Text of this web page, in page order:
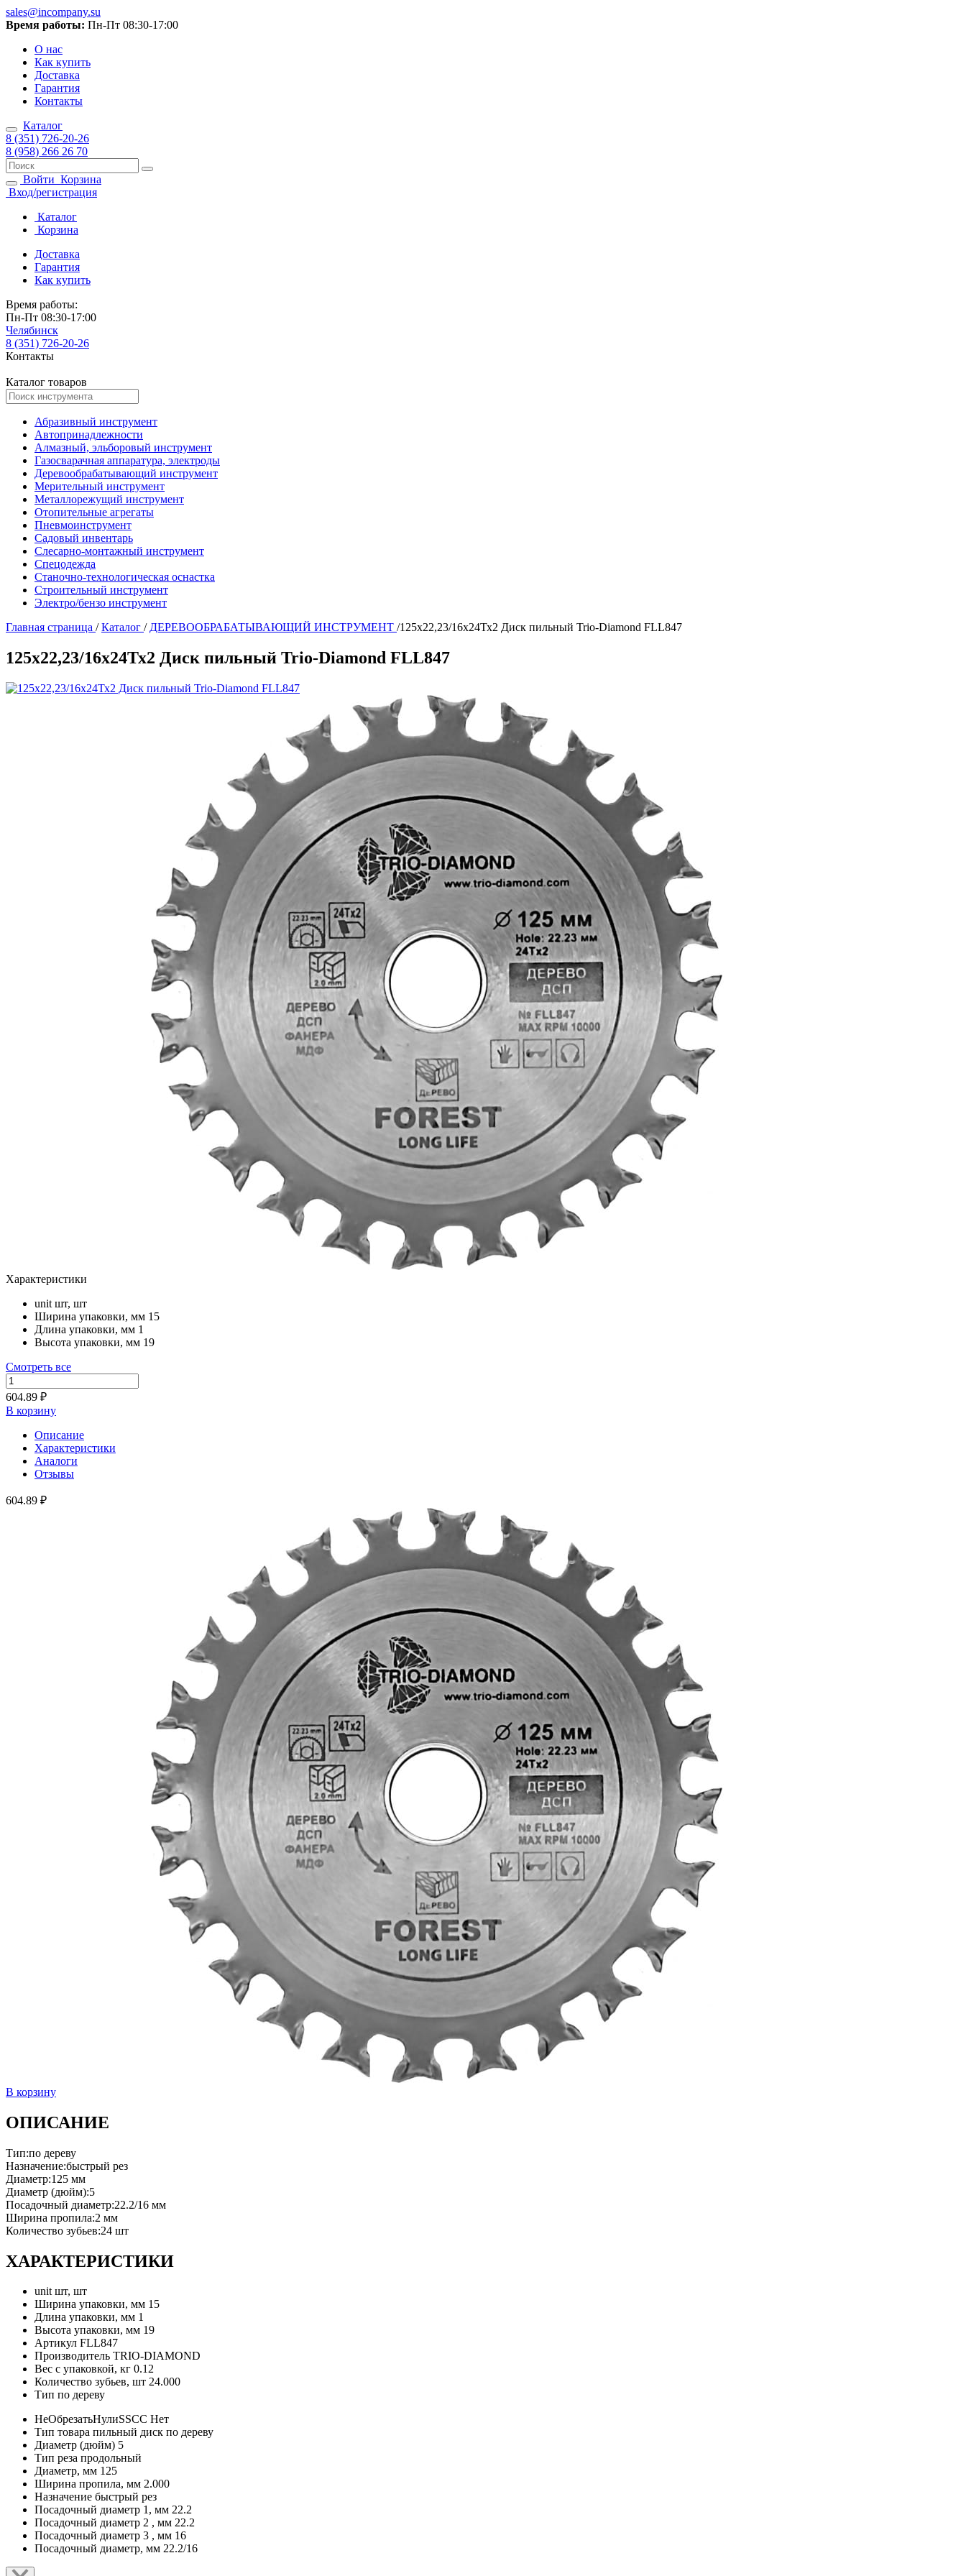
sales@incompany.su
Время работы: Пн-Пт 08:30-17:00
О нас
Как купить
Доставка
Гарантия
Контакты
Каталог
8 (351) 726-20-26
8 (958) 266 26 70
Войти Корзина
Вход/регистрация
Каталог
Корзина
Доставка
Гарантия
Как купить
Время работы:
Пн-Пт 08:30-17:00
Челябинск
8 (351) 726-20-26
Контакты
Каталог товаров
Абразивный инструмент
Автопринадлежности
Алмазный, эльборовый инструмент
Газосварачная аппаратура, электроды
Деревообрабатывающий инструмент
Мерительный инструмент
Металлорежущий инструмент
Отопительные агрегаты
Пневмоинструмент
Садовый инвентарь
Слесарно-монтажный инструмент
Спецодежда
Станочно-технологическая оснастка
Строительный инструмент
Электро/бензо инструмент
Главная страница / Каталог / ДЕРЕВООБРАБАТЫВАЮЩИЙ ИНСТРУМЕНТ /125x22,23/16x24Тх2 Диск пильный Trio-Diamond FLL847
125x22,23/16x24Тх2 Диск пильный Trio-Diamond FLL847
Характеристики
unit шт, шт
Ширина упаковки, мм 15
Длина упаковки, мм 1
Высота упаковки, мм 19
Смотреть все
604.89 ₽
В корзину
Описание
Характеристики
Аналоги
Отзывы
604.89 ₽
В корзину
ОПИСАНИЕ
Тип:по дереву
Назначение:быстрый рез
Диаметр:125 мм
Диаметр (дюйм):5
Посадочный диаметр:22.2/16 мм
Ширина пропила:2 мм
Количество зубьев:24 шт
ХАРАКТЕРИСТИКИ
unit шт, шт
Ширина упаковки, мм 15
Длина упаковки, мм 1
Высота упаковки, мм 19
Артикул FLL847
Производитель TRIO-DIAMOND
Вес с упаковкой, кг 0.12
Количество зубьев, шт 24.000
Тип по дереву
НеОбрезатьНулиSSCC Нет
Тип товара пильный диск по дереву
Диаметр (дюйм) 5
Тип реза продольный
Диаметр, мм 125
Ширина пропила, мм 2.000
Назначение быстрый рез
Посадочный диаметр 1, мм 22.2
Посадочный диаметр 2 , мм 22.2
Посадочный диаметр 3 , мм 16
Посадочный диаметр, мм 22.2/16